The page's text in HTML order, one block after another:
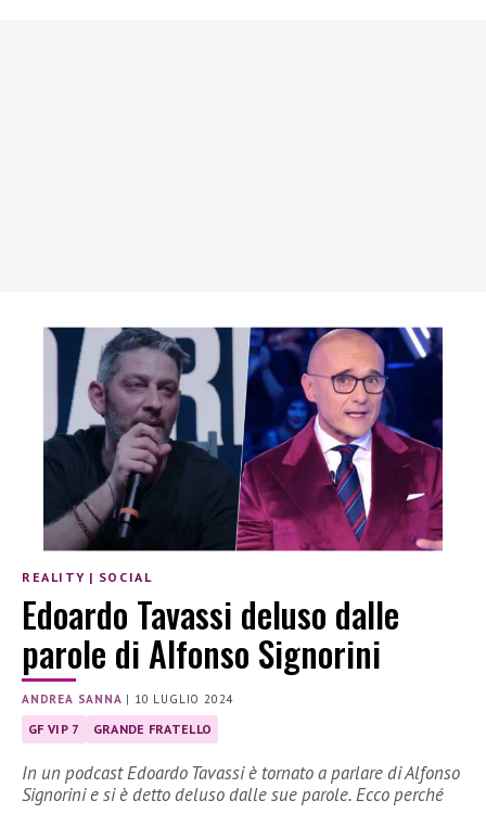
REALITY | SOCIAL
Edoardo Tavassi deluso dalle
parole di Alfonso Signorini
ANDREA SANNA | 10 LUGLIO 2024
GF VIP 7 GRANDE FRATELLO
In un podcast Edoardo Tavassi è tornato a parlare di Alfonso
Signorini e si è detto deluso dalle sue parole. Ecco perché